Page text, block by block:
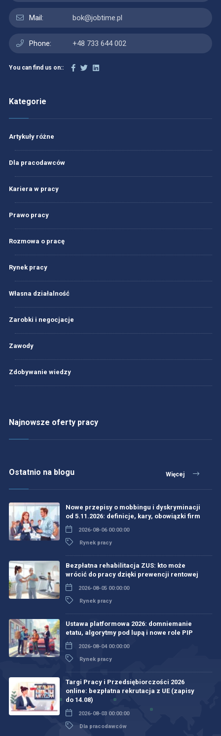
Mail: bok@jobtime.pl
Phone: +48 733 644 002
You can find us on::
Kategorie
Artykuły różne
Dla pracodawców
Kariera w pracy
Prawo pracy
Rozmowa o pracę
Rynek pracy
Własna działalność
Zarobki i negocjacje
Zawody
Zdobywanie wiedzy
Najnowsze oferty pracy
Ostatnio na blogu Więcej
Nowe przepisy o mobbingu i dyskryminacji
od 5.11.2026: definicje, kary, obowiązki firm
2026-08-06 00:00:00
Rynek pracy
Bezpłatna rehabilitacja ZUS: kto może
wrócić do pracy dzięki prewencji rentowej
2026-08-05 00:00:00
Rynek pracy
Ustawa platformowa 2026: domniemanie
etatu, algorytmy pod lupą i nowe role PIP
2026-08-04 00:00:00
Rynek pracy
Targi Pracy i Przedsiębiorczości 2026
online: bezpłatna rekrutacja z UE (zapisy
do 14.08)
2026-08-03 00:00:00
Dla pracodawców